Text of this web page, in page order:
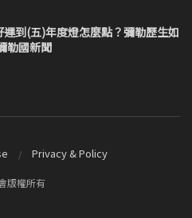
到(五)年度燈怎麼點？彌勒歷生如
勒國新聞
Privacy & Policy
版權所有